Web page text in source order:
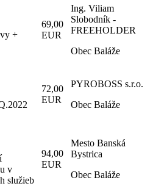
+
69,00
EUR
Ing. Viliam
Slobodník -
FREEHOLDER
Obec Baláže
72,00
EUR
PYROBOSS s.r.o.
Obec Baláže
v
služieb
94,00
EUR
Mesto Banská
Bystrica
Obec Baláže